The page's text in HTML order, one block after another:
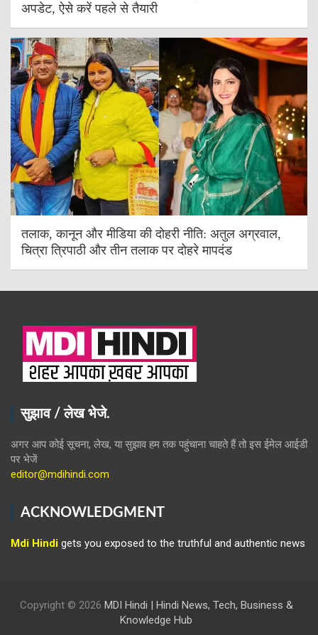
अपडेट, ऐसे करें पहले से तैयारी
तलाक, कानून और मीडिया की दोहरी नीति: अतुल अग्रवाल,
चित्रा त्रिपाठी और तीन तलाक पर दोहरे मापदंड
सुझाव / लेख भेजे.
अगर आप कोई सूचना, लेख, या सुझाव हम तक पहुंचाना चाहते हैं तो इस ईमेल आईडी
पर भेजें
editor@mdihindi.com
ACKNOWLEDGMENT
Mdi Hindi gets you exposed to the truthful and authentic news
Copyright © 2026 MDI Hindi | Hindi News, Tech, Business &
Knowledge Hub